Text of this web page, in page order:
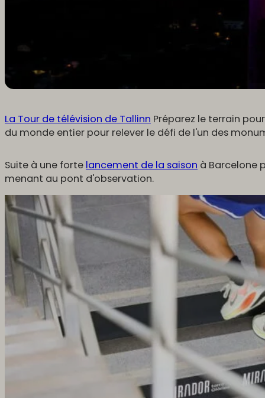
La Tour de télévision de Tallinn Préparez le terrain
du monde entier pour relever le défi de l'un des
Suite à une forte lancement de la saison à Barcelone
menant au pont d'observation.